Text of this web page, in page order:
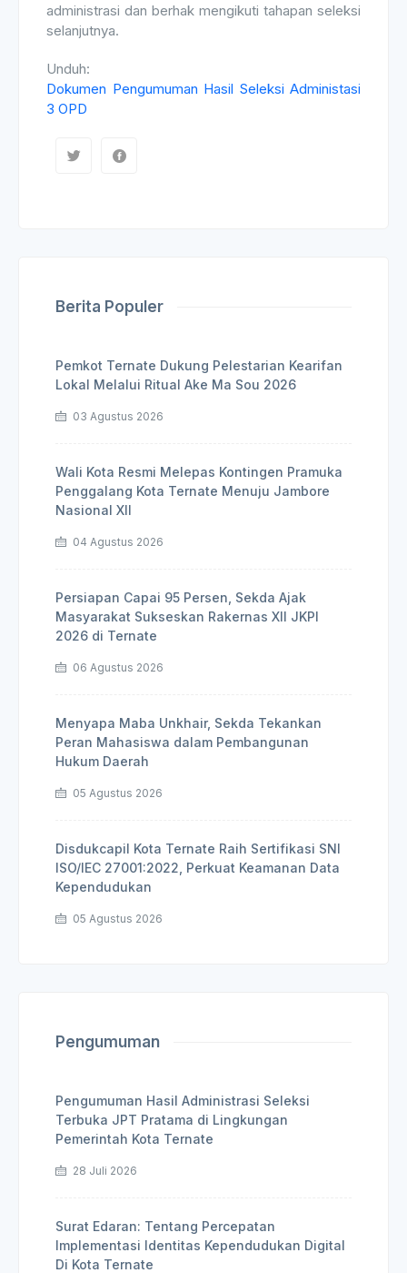
administrasi dan berhak mengikuti tahapan seleksi
selanjutnya.
Unduh:
Dokumen Pengumuman Hasil Seleksi Administasi
3 OPD
Berita Populer
Pemkot Ternate Dukung Pelestarian Kearifan
Lokal Melalui Ritual Ake Ma Sou 2026
03 Agustus 2026
Wali Kota Resmi Melepas Kontingen Pramuka
Penggalang Kota Ternate Menuju Jambore
Nasional XII
04 Agustus 2026
Persiapan Capai 95 Persen, Sekda Ajak
Masyarakat Sukseskan Rakernas XII JKPI
2026 di Ternate
06 Agustus 2026
Menyapa Maba Unkhair, Sekda Tekankan
Peran Mahasiswa dalam Pembangunan
Hukum Daerah
05 Agustus 2026
Disdukcapil Kota Ternate Raih Sertifikasi SNI
ISO/IEC 27001:2022, Perkuat Keamanan Data
Kependudukan
05 Agustus 2026
Pengumuman
Pengumuman Hasil Administrasi Seleksi
Terbuka JPT Pratama di Lingkungan
Pemerintah Kota Ternate
28 Juli 2026
Surat Edaran: Tentang Percepatan
Implementasi Identitas Kependudukan Digital
Di Kota Ternate